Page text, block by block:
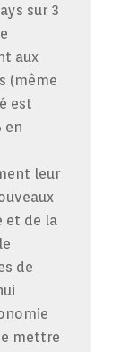
sur 3
aux
(même
est
en
leur
et de la
de
mettre